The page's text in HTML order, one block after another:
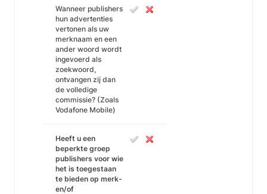
Wanneer publishers
hun advertenties
vertonen als uw
merknaam en een
ander woord wordt
ingevoerd als
zoekwoord,
ontvangen zij dan
de volledige
commissie? (Zoals
Vodafone Mobile)
Heeft u een
beperkte groep
publishers voor wie
het is toegestaan
te bieden op merk-
en/of